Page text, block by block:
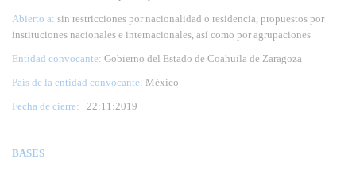
Abierto a: sin restricciones por nacionalidad o residencia, propuestos por
instituciones nacionales e internacionales, así como por agrupaciones
Entidad convocante: Gobierno del Estado de Coahuila de Zaragoza
País de la entidad convocante: México
Fecha de cierre: 22:11:2019
BASES